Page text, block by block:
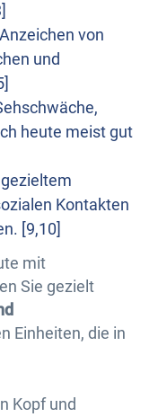
von
und
heute meist gut
Kontakten
[9,10]
mit
Sie gezielt
Einheiten, die in
Kopf und